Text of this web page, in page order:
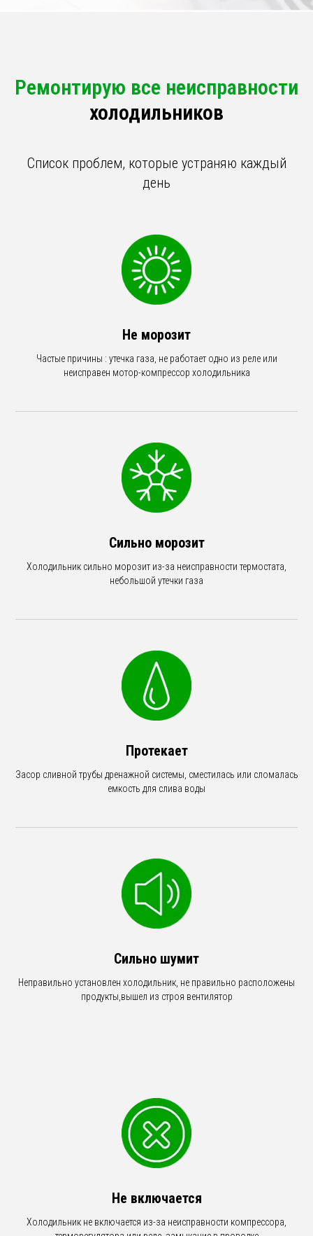
Ремонтирую все неисправности
холодильников
Список проблем, которые устраняю каждый
день
Не морозит
Частые причины : утечка газа, не работает одно из реле или
неисправен мотор-компрессор холодильника
Сильно морозит
Холодильник сильно морозит из-за неисправности термостата,
небольшой утечки газа
Протекает
Засор сливной трубы дренажной системы, сместилась или сломалась
емкость для слива воды
Сильно шумит
Неправильно установлен холодильник, не правильно расположены
продукты,вышел из строя вентилятор
Не включается
Холодильник не включается из-за неисправности компрессора,